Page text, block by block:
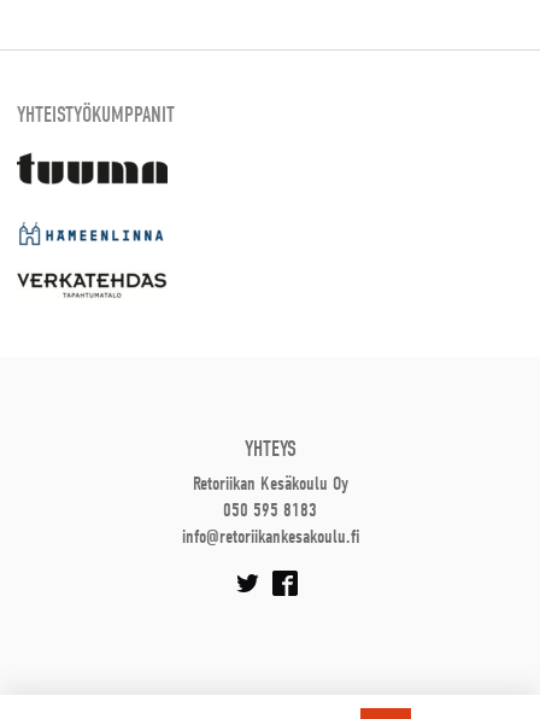
YHTEISTYÖKUMPPANIT
YHTEYS
Retoriikan Kesäkoulu Oy
050 595 8183
info@retoriikankesakoulu.fi